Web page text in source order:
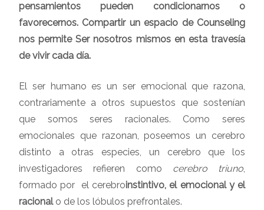
pensamientos pueden condicionarnos o
favorecernos. Compartir un espacio de Counseling
nos permite Ser nosotros mismos en esta travesía
de vivir cada día.
El ser humano es un ser emocional que razona,
contrariamente a otros supuestos que sostenían
que somos seres racionales. Como seres
emocionales que razonan, poseemos un cerebro
distinto a otras especies, un cerebro que los
investigadores refieren como cerebro triuno,
formado por el cerebroinstintivo, el emocional y el
racional o de los lóbulos prefrontales.